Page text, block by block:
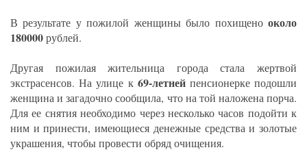
В результате у пожилой женщины было похищено около
180000рублей.
Другая пожилая жительница города стала жертвой
экстрасенсов. На улице к 69-летнейпенсионерке подошли
женщина и загадочно сообщила, что на той наложена порча.
Для ее снятия необходимо через несколько часов подойти к
ним и принести, имеющиеся денежные средства и золотые
украшения, чтобы провести обряд очищения.